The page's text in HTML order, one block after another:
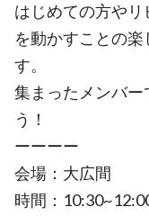
はじめての方や
を動かすことの
す。
集まったメンバー
う！
ーーーー
会場：大広間
時間：